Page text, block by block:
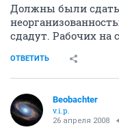
Должны были сдать
сдадут. Рабочих на
ОТВЕТИТЬ
Beobachter
v.i.p.
26 апреля 2008